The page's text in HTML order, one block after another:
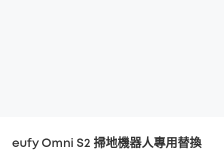
eufy Omni S2 掃地機器人專用替換